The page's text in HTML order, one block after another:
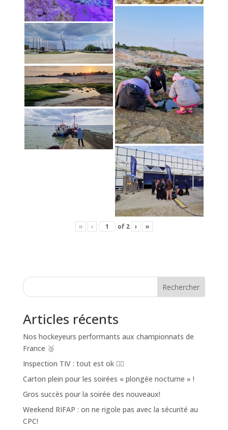
« ‹ of 2 › »
Rechercher
Articles récents
Nos hockeyeurs performants aux championnats de
France 🥉
Inspection TIV : tout est ok 👌🏼
Carton plein pour les soirées « plongée nocturne » !
Gros succès pour la soirée des nouveaux!
Weekend RIFAP : on ne rigole pas avec la sécurité au
CPC!